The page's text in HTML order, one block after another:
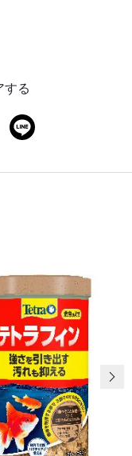
する
次